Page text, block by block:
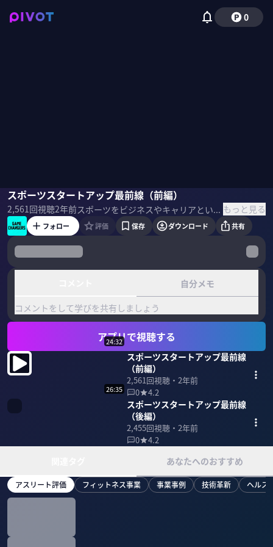
0
スポーツスタートアップ最前線（前編）
2,561回視聴2年前 スポーツをビジネスやキャリアという視点から読み解く新感覚のスポーツコンテンツ。 世界や日本のスポーツビジネス事情を発信。競技だけではない魅力を伝えていくことで日本スポーツの発展を願う。 またスポーツからビジネスパーソンに役立つ、スキルやマインドセットを伝える ＜目次＞ もっと見る
馬瓜エブリン橋口寛家徳悠介上野直彦国山ハセン
フォロー 評価 保存 ダウンロード 共有
自分メモ
コメントをして学びを共有しましょう
アプリで視聴する
24:32
スポーツスタートアップ最前線
（前編）
2,561回視聴・ 2年前
0
4.2
26:35
スポーツスタートアップ最前線
（後編）
2,455回視聴・ 2年前
0
4.2
あなたへのおすすめ
アスリート評価 フィットネス事業 事業事例 技術革新 ヘルス